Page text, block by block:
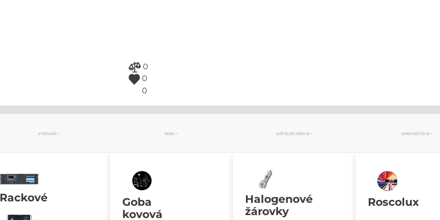
0
0
0
STMÍVAČE
Rackové
GOBA
Goba
kovová
SVĚTELNÉ ZDROJE
Halogenové
žárovky
BAREVNÉ FÓLIE
Roscolux